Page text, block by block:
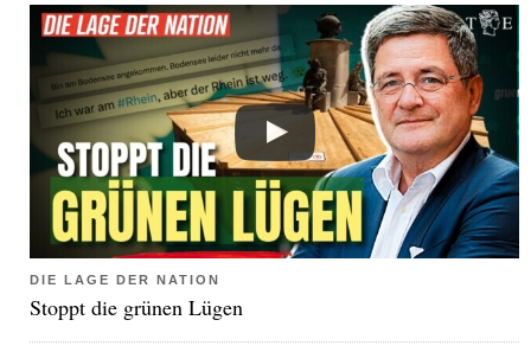
DIE LAGE DER NATION
Stoppt die grünen Lügen